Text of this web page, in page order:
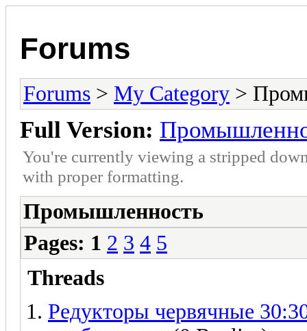
Forums
Forums > My Category >
Full Version:
You're currently viewing a stripped
with proper formatting.
Промышленность
Pages: 1 2 3 4 5
Threads
Редукторы червячные